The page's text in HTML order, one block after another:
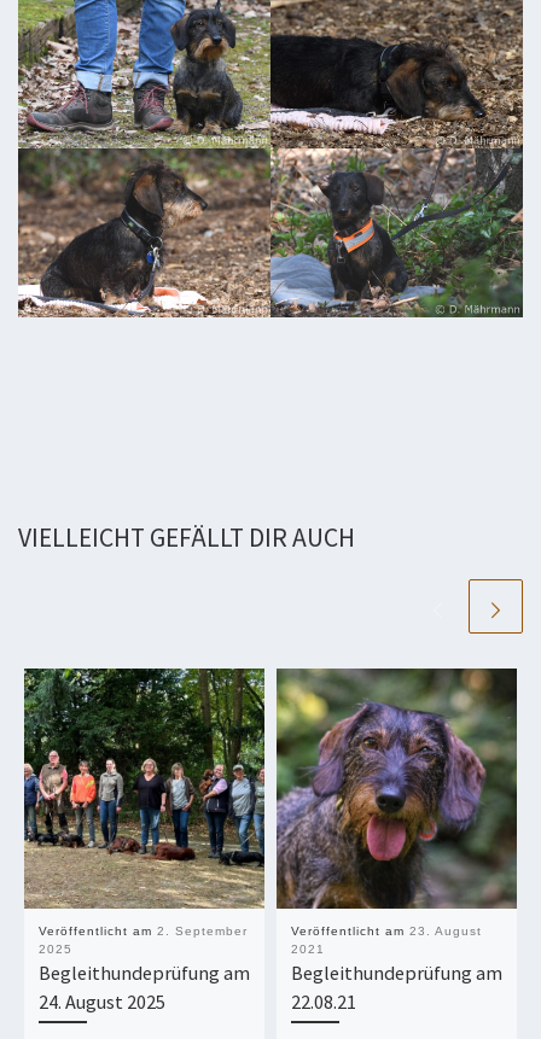
VIELLEICHT GEFÄLLT DIR AUCH
Veröffentlicht am 2. September
2025
Begleithundeprüfung am
24. August 2025
Veröffentlicht am 23. August
2021
Begleithundeprüfung am
22.08.21